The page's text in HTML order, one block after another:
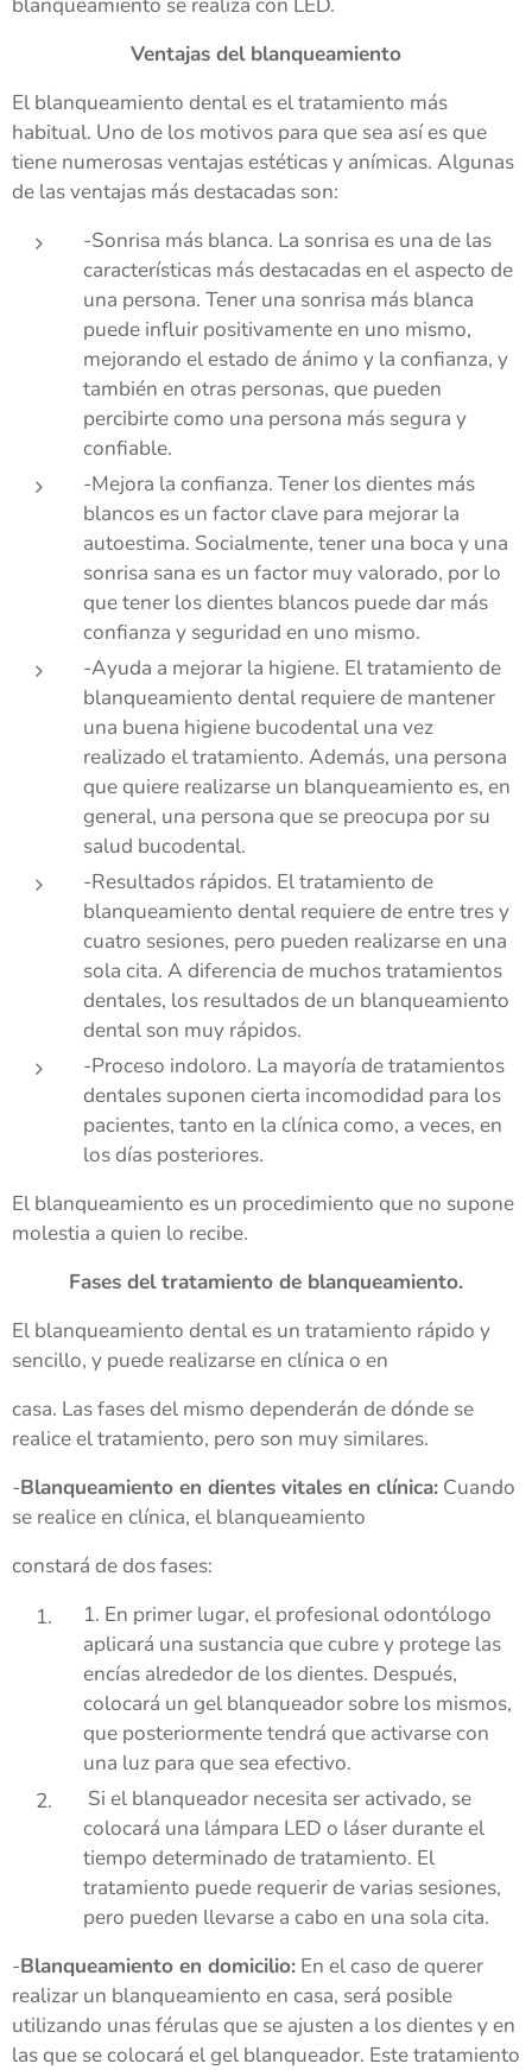
Ventajas del blanqueamiento
El blanqueamiento dental es el tratamiento más
habitual. Uno de los motivos para que sea así es que
tiene numerosas ventajas estéticas y anímicas. Algunas
de las ventajas más destacadas son:
-Sonrisa más blanca. La sonrisa es una de las
características más destacadas en el aspecto de
una persona. Tener una sonrisa más blanca
puede influir positivamente en uno mismo,
mejorando el estado de ánimo y la confianza, y
también en otras personas, que pueden
percibirte como una persona más segura y
confiable.
-Mejora la confianza. Tener los dientes más
blancos es un factor clave para mejorar la
autoestima. Socialmente, tener una boca y una
sonrisa sana es un factor muy valorado, por lo
que tener los dientes blancos puede dar más
confianza y seguridad en uno mismo.
-Ayuda a mejorar la higiene. El tratamiento de
blanqueamiento dental requiere de mantener
una buena higiene bucodental una vez
realizado el tratamiento. Además, una persona
que quiere realizarse un blanqueamiento es, en
general, una persona que se preocupa por su
salud bucodental.
-Resultados rápidos. El tratamiento de
blanqueamiento dental requiere de entre tres y
cuatro sesiones, pero pueden realizarse en una
sola cita. A diferencia de muchos tratamientos
dentales, los resultados de un blanqueamiento
dental son muy rápidos.
-Proceso indoloro. La mayoría de tratamientos
dentales suponen cierta incomodidad para los
pacientes, tanto en la clínica como, a veces, en
los días posteriores.
El blanqueamiento es un procedimiento que no supone
molestia a quien lo recibe.
Fases del tratamiento de blanqueamiento.
El blanqueamiento dental es un tratamiento rápido y
sencillo, y puede realizarse en clínica o en
casa. Las fases del mismo dependerán de dónde se
realice el tratamiento, pero son muy similares.
-Blanqueamiento en dientes vitales en clínica: Cuando
se realice en clínica, el blanqueamiento
constará de dos fases:
1. En primer lugar, el profesional odontólogo
aplicará una sustancia que cubre y protege las
encías alrededor de los dientes. Después,
colocará un gel blanqueador sobre los mismos,
que posteriormente tendrá que activarse con
una luz para que sea efectivo.
Si el blanqueador necesita ser activado, se
colocará una lámpara LED o láser durante el
tiempo determinado de tratamiento. El
tratamiento puede requerir de varias sesiones,
pero pueden llevarse a cabo en una sola cita.
-Blanqueamiento en domicilio: En el caso de querer
realizar un blanqueamiento en casa, será posible
utilizando unas férulas que se ajusten a los dientes y en
las que se colocará el gel blanqueador. Este tratamiento